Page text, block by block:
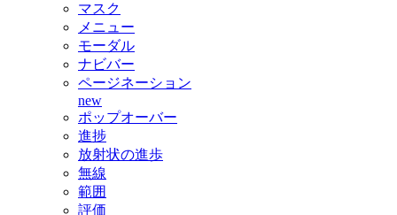
マスク
メニュー
モーダル
ナビバー
ページネーション
new
ポップオーバー
進捗
放射状の進歩
無線
範囲
評価